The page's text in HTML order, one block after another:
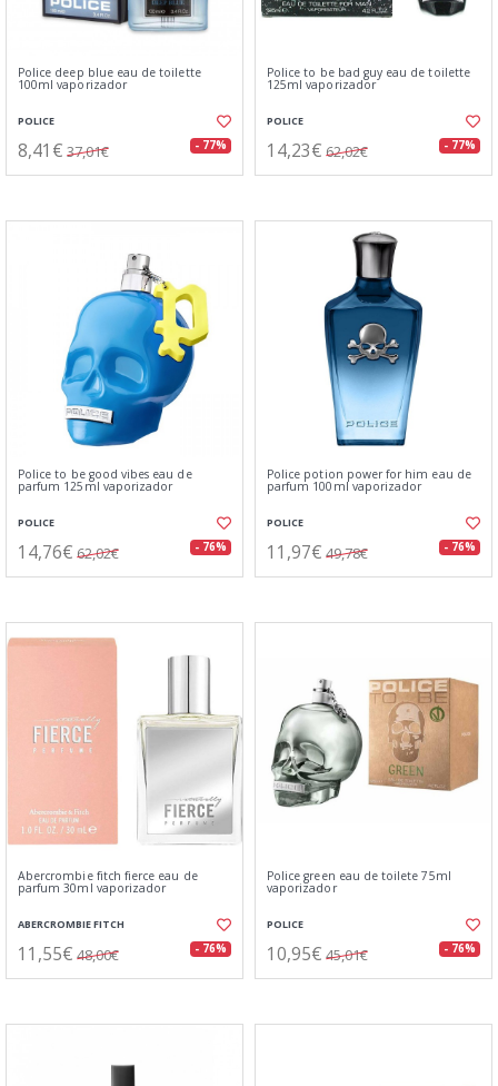
Police deep blue eau de toilette
100ml vaporizador
POLICE
8,41€ 37,01€ - 77%
Police to be bad guy eau de toilette
125ml vaporizador
POLICE
14,23€ 62,02€ - 77%
Police to be good vibes eau de
parfum 125ml vaporizador
POLICE
14,76€ 62,02€ - 76%
Police potion power for him eau de
parfum 100ml vaporizador
POLICE
11,97€ 49,78€ - 76%
Abercrombie fitch fierce eau de
parfum 30ml vaporizador
ABERCROMBIE FITCH
11,55€ 48,00€ - 76%
Police green eau de toilete 75ml
vaporizador
POLICE
10,95€ 45,01€ - 76%